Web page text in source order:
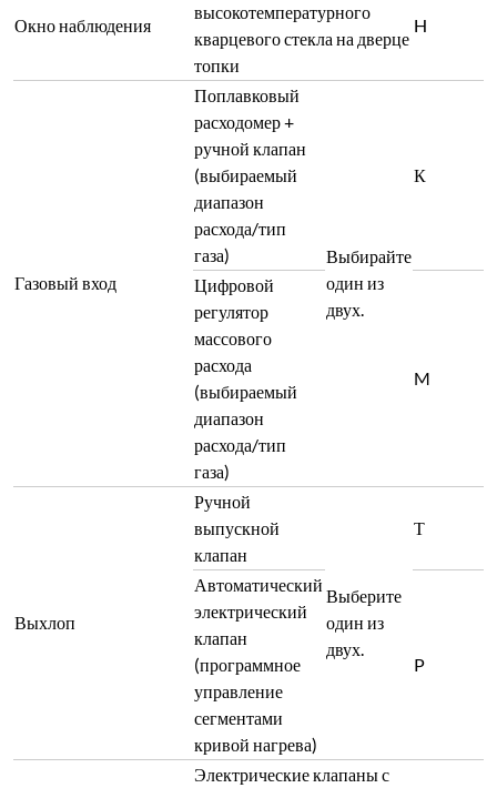
Окно наблюдения
высокотемпературного
кварцевого стекла на дверце
топки
H
Газовый вход
Поплавковый
расходомер +
ручной клапан
(выбираемый
диапазон
расхода/тип
газа)
Выбирайте
один из
двух.
К
Цифровой
регулятор
массового
расхода
(выбираемый
диапазон
расхода/тип
газа)
M
Выхлоп
Ручной
выпускной
клапан
Выберите
один из
двух.
Т
Автоматический
электрический
клапан
(программное
управление
сегментами
кривой нагрева)
P
Электрические клапаны с